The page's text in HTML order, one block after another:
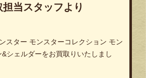
担当スタッフより
スター モンスターコレクション モン
シェルダーをお買取りいたしまし